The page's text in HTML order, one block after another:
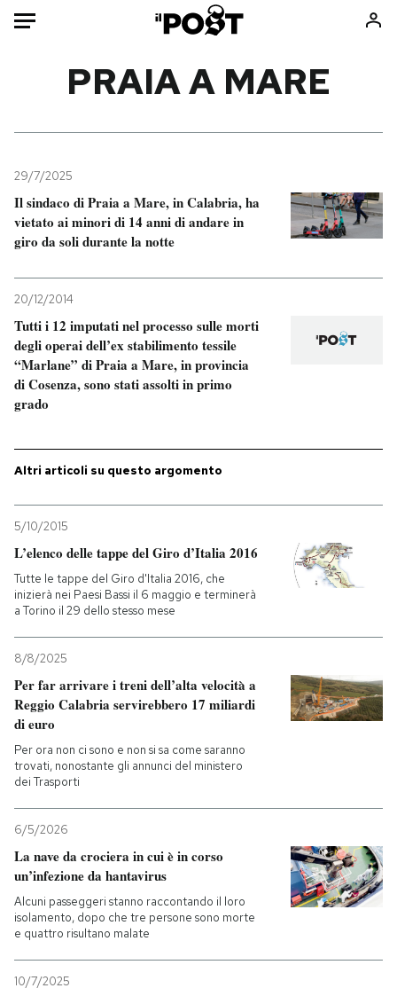
Mondo
Politica
Tecnologia
Internet
Scienza
Cultura
Economia
Sport
Consumismi
Storie/Idee
Media
Altrecose
Mondiali calcio 2026
I MIEI PREFERITI
SHOP
CALENDARIO
AREA PERSONALE
Entra
PRAIA A MARE
29/7/2025
Il sindaco di Praia a Mare, in Calabria, ha
vietato ai minori di 14 anni di andare in
giro da soli durante la notte
20/12/2014
Tutti i 12 imputati nel processo sulle morti
degli operai dell’ex stabilimento tessile
“Marlane” di Praia a Mare, in provincia
di Cosenza, sono stati assolti in primo
grado
Altri articoli su questo argomento
5/10/2015
L’elenco delle tappe del Giro d’Italia 2016
Tutte le tappe del Giro d'Italia 2016, che
inizierà nei Paesi Bassi il 6 maggio e terminerà
a Torino il 29 dello stesso mese
8/8/2025
Per far arrivare i treni dell’alta velocità a
Reggio Calabria servirebbero 17 miliardi
di euro
Per ora non ci sono e non si sa come saranno
trovati, nonostante gli annunci del ministero
dei Trasporti
6/5/2026
La nave da crociera in cui è in corso
un’infezione da hantavirus
Alcuni passeggeri stanno raccontando il loro
isolamento, dopo che tre persone sono morte
e quattro risultano malate
10/7/2025